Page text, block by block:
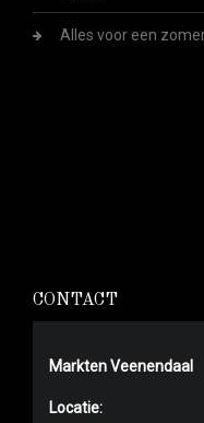
Alles voor een
CONTACT
Markten Veenendaal
Locatie: